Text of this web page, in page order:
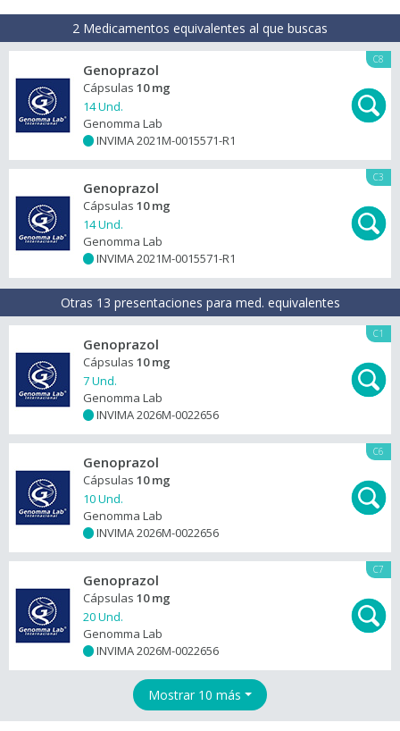
2 Medicamentos equivalentes al que buscas
C8
Genoprazol
Cápsulas 10 mg
14 Und.
Genomma Lab
INVIMA 2021M-0015571-R1
C3
Genoprazol
Cápsulas 10 mg
14 Und.
Genomma Lab
INVIMA 2021M-0015571-R1
Otras 13 presentaciones para med. equivalentes
C1
Genoprazol
Cápsulas 10 mg
7 Und.
Genomma Lab
INVIMA 2026M-0022656
C6
Genoprazol
Cápsulas 10 mg
10 Und.
Genomma Lab
INVIMA 2026M-0022656
C7
Genoprazol
Cápsulas 10 mg
20 Und.
Genomma Lab
INVIMA 2026M-0022656
Mostrar 10 más